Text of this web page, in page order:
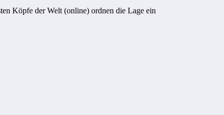
Köpfe der Welt (online) ordnen die Lage ein